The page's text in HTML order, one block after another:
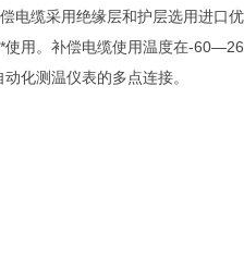
电缆采用绝缘层和护层选用进口优
使用。补偿电缆使用温度在-
化测温仪表的多点连接。